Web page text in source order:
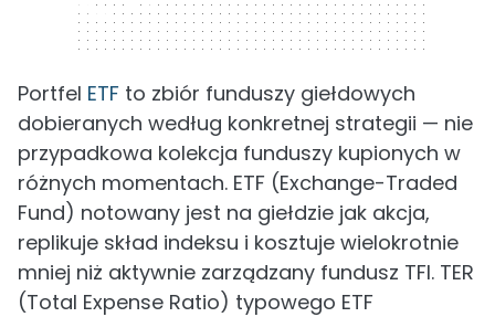
320 x 50
Portfel ETF to zbiór funduszy giełdowych
dobieranych według konkretnej strategii — nie
przypadkowa kolekcja funduszy kupionych w
różnych momentach. ETF (Exchange-Traded
Fund) notowany jest na giełdzie jak akcja,
replikuje skład indeksu i kosztuje wielokrotnie
mniej niż aktywnie zarządzany fundusz TFI. TER
(Total Expense Ratio) typowego ETF